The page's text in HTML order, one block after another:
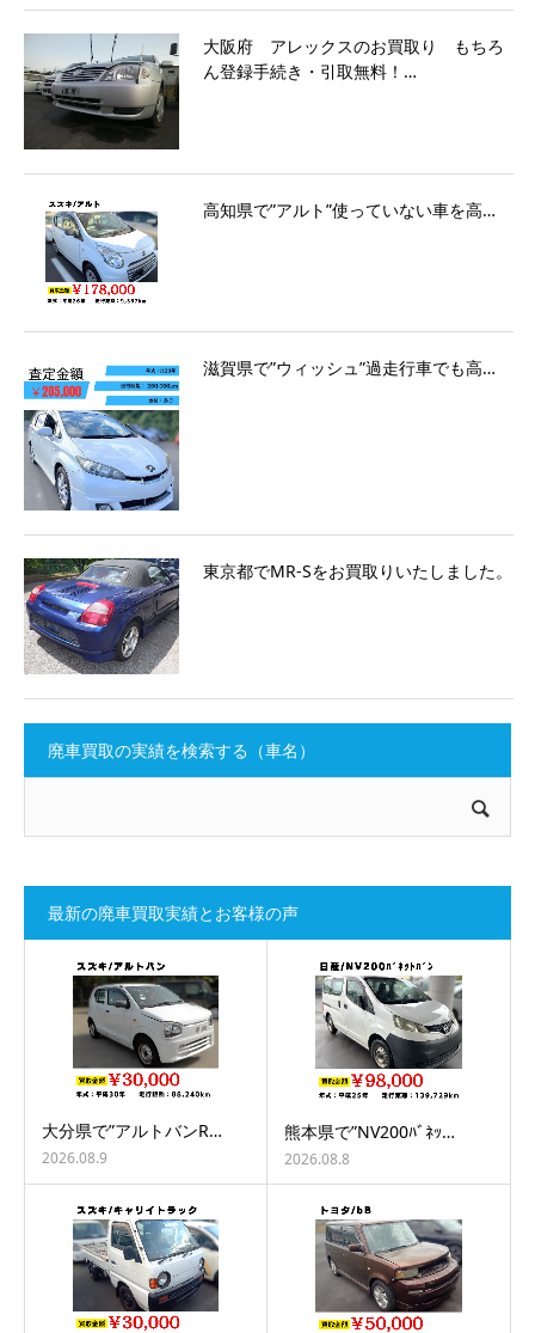
大阪府 アレックスのお買取り もちろ
ん登録手続き・引取無料！…
高知県で”アルト”使っていない車を高…
滋賀県で”ウィッシュ”過走行車でも高…
東京都でMR-Sをお買取りいたしました。
廃車買取の実績を検索する（車名）
最新の廃車買取実績とお客様の声
大分県で”アルトバンR…
2026.08.9
熊本県で”NV200ﾊﾞﾈｯ…
2026.08.8